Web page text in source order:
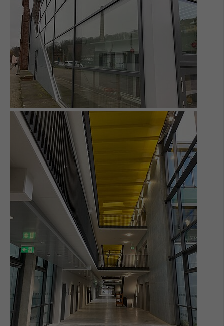
Show larger version for:
Zweck
Einstellungen. Unter anderem eine zufällig
generierte ID, für die historische
Speicherung Ihrer vorgenommen
Einstellungen, falls der Webseiten-
Betreiber dies eingestellt hat.
Name fe_typo_user / PHPSESSID
Anbieter TYPO3
Laufzeit 1 Woche
Zweck
Dieses Cookie ist ein Standard-Session-
Cookie von TYPO3. Es speichert im Fall
eines Intranet-Logins die Session-ID. So
kann der eingeloggte Benutzer
wiedererkannt werden und es wird ihm
Zugang zu geschützten Bereichen
gewährt.
Name be_typo_user
Anbieter TYPO3
Laufzeit 1 Tag
Zweck
Dieser Cookie teilt der Webseite mit, ob
ein Besucher im Typo3-Backend